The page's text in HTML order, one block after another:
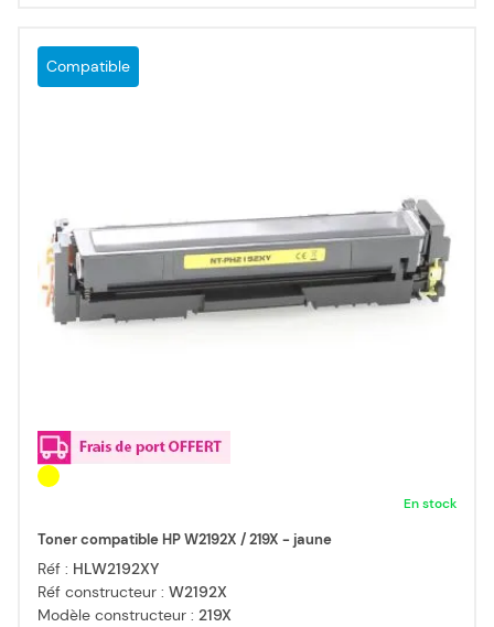
Compatible
En stock
Toner compatible HP W2192X / 219X - jaune
Réf : HLW2192XY
Réf constructeur : W2192X
Modèle constructeur : 219X